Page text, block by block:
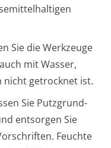
Sie die Werkzeuge
mit Wasser,
nicht getrocknet ist.
Sie Putzgrund-
entsorgen Sie
Feuchte